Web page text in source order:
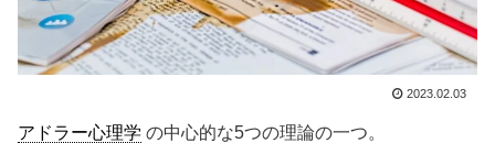
2023.02.03
アドラー心理学 の中心的な5つの理論の一つ。